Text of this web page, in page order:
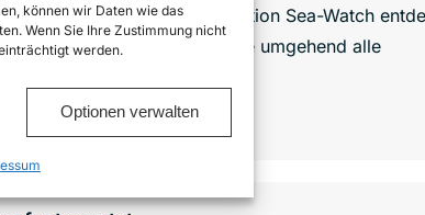
können wir Daten wie das
Wenn Sie Ihre Zustimmung nicht
werden.
Optionen verwalten
Seenotrettungsorganisation Sea-Watch
den 28. Juli, und alarmierte umgehend alle